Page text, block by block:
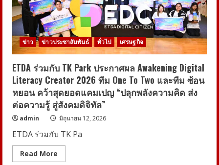
แปรรูป
ส่ง
ออก
เจาะ
ตลาด
แดน
มังกร
ด้วย
ข่าว ข่าวประชาสัมพันธ์ ทั่วไป เศรษฐกิจ
ETDA ร่วมกับ TK Park ประกาศผล Awakening Digital
Literacy Creator 2026 ทีม One To Two และทีม ซ้อน
หยอน คว้าสุดยอดแคมเปญ “ปลุกพลังความคิด ส่ง
ต่อความรู้ สู่สังคมดิจิทัล”
admin มิถุนายน 12, 2026
ETDA ร่วมกับ TK Pa
Read More
more